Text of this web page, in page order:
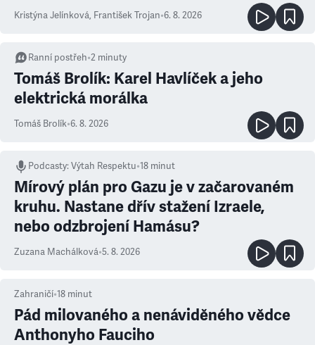
Kristýna Jelínková, František Trojan•6. 8. 2026
Ranní postřeh•2 minuty
Tomáš Brolík: Karel Havlíček a jeho
elektrická morálka
Tomáš Brolík•6. 8. 2026
Podcasty:Výtah Respektu•18 minut
Mírový plán pro Gazu je v začarovaném
kruhu. Nastane dřív stažení Izraele,
nebo odzbrojení Hamásu?
Zuzana Machálková•5. 8. 2026
Zahraničí•18 minut
Pád milovaného a nenáviděného vědce
Anthonyho Fauciho